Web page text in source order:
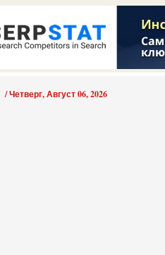
/Четверг, Август 06, 2026